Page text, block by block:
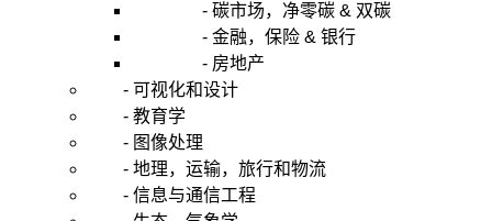
- 碳市场，净零碳 & 双碳
- 金融，保险 & 银行
- 房地产
- 可视化和设计
- 教育学
- 图像处理
- 地理，运输，旅行和物流
- 信息与通信工程